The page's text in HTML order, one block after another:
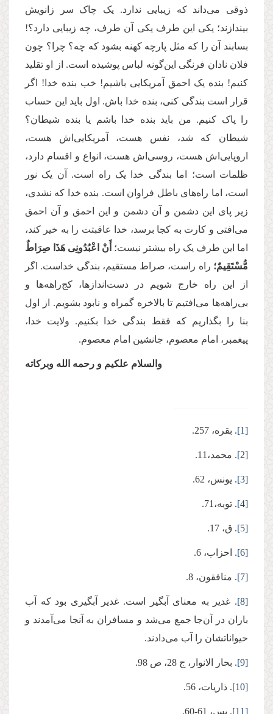
ذوقی می‌‌‌داند که زیبایی ندارد. یک چاک سر زانویش
بیندازند؛ یکی این طرف یکی آن طرف، چه زیبایی دارد؟!
بسابند آن را که مثل پارچه کهنه بشود که چه؟ چرا؟ چون
فلان نادان فرنگی این‌گونه لباس پوشیده است. از او تقلید
کنیم! بنده‌‌ یک احمق آمریکایی باشیم! خب بنده‌‌ خدا! اگر
قرار است بندگی کنی، بنده‌‌ خدا باش. اول باید این حساب
را پاک کنیم. من باید بنده‌‌ خدا باشم یا بنده‌‌ شیطان؟
شیطان که شد، نفس هست، آمریکایی‌اش هست،
اروپایی‌اش هست، روسی‌اش هست، انواع و اقسام دارد،
ظلمات است؛ اما بندگی خدا یک راه است. آن یک نور
است، اما راه‌‌های باطل فراوان است. بنده خدا که نشدی،
زیر پای این دشمن و آن دشمن و این احمق و آن احمق
می‌‌افتی و کارت به کجا برسد، خدا عاقبتت را به خیر کند،
اما این طرف یک راه بیشتر نیست؛ أَنْ اعْبُدُونِی هَذَا صِرَاطٌ
مُّسْتَقِیمٌ؛ راه راست، صراط مستقیم، بندگی خداست. اگر
از این راه خارج شویم در دست‌اندازها، کج‌راهه‌‌ها و
بی‌راهه‌ها می‌‌افتیم تا بالاخره گمراه و نابود بشویم. از اول
بنا را بگذاریم که فقط بندگی خدا بکنیم. ولایت خدا،
پیغمبر، امام معصوم، جانشین امام معصوم.
والسلام علکیم و رحمه الله وبرکاته
[1]. بقره، 257 .
[2]. محمد،‌11 .
[3]. یونس، 62 .
[4]. توبه،‌71 .
[5]. ق، 17 .
[6]. احزاب،‌ 6 .
[7]. منافقون، ‌8 .
[8]. غدیر به معنای آبگیر است. غدیر آبگیری بود که آب
باران در آن‌جا جمع می‌‌شد و مسافران به آنجا می‌‌آمدند و
حیواناتشان را آب می‌دادند.
[9]. بحار الانوار، ج 28، ص 98 .
[10]. ذاریات، 56 .
[11]. یس، 61-60 .